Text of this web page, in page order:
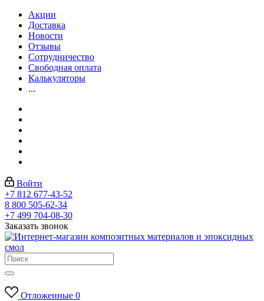
Акции
Доставка
Новости
Отзывы
Сотрудничество
Свободная оплата
Калькуляторы
...
Войти
+7 812 677-43-52
8 800 505-62-34
+7 499 704-08-30
Заказать звонок
Отложенные 0